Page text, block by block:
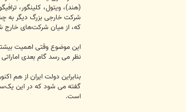
شرکت خارجی بزرگ دیگر به
که، از میان شرکت‌های خارج
این موضوع وقتی اهمیت
نظر می رسد گام بعدی
بنابراین دولت ایران از هم
است.